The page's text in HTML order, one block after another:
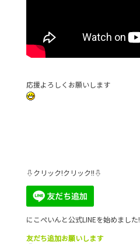
応援よろしくお願いします
⇩クリック!クリック!!⇩
にこぺいんと公式LINEを始めました!
友だち追加お願いします